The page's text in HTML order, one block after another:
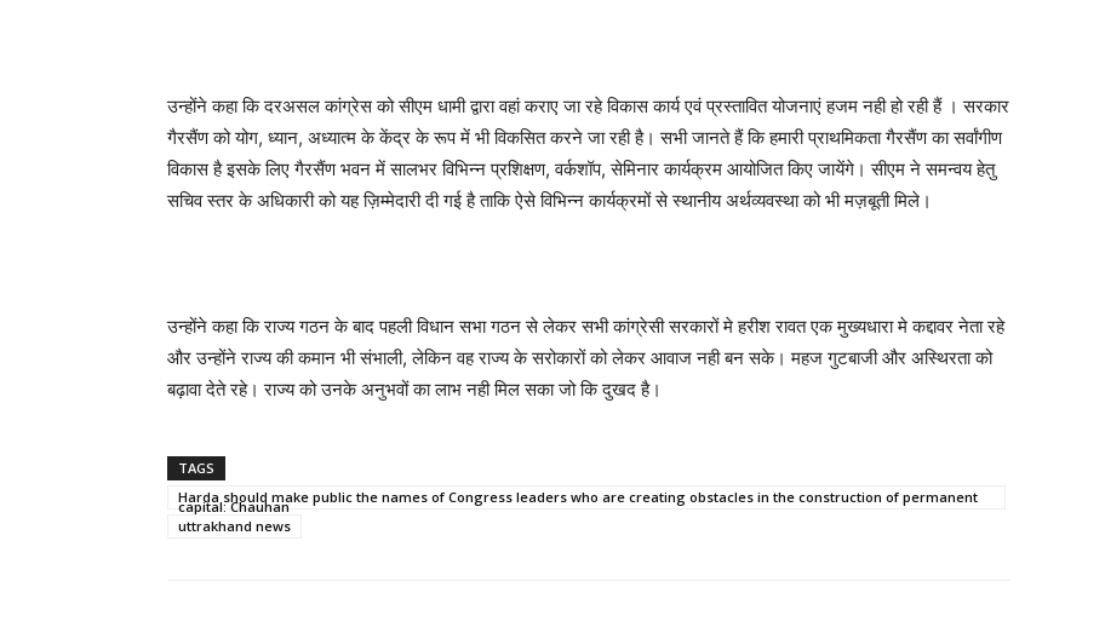
उन्होंने कहा कि दरअसल कांग्रेस को सीएम धामी द्वारा वहां कराए जा रहे विकास कार्य एवं प्रस्तावित योजनाएं हजम नही हो रही हैं । सरकार
गैरसैंण को योग, ध्यान, अध्यात्म के केंद्र के रूप में भी विकसित करने जा रही है। सभी जानते हैं कि हमारी प्राथमिकता गैरसैंण का सर्वांगीण
विकास है इसके लिए गैरसैंण भवन में सालभर विभिन्न प्रशिक्षण, वर्कशॉप, सेमिनार कार्यक्रम आयोजित किए जायेंगे। सीएम ने समन्वय हेतु
सचिव स्तर के अधिकारी को यह ज़िम्मेदारी दी गई है ताकि ऐसे विभिन्न कार्यक्रमों से स्थानीय अर्थव्यवस्था को भी मज़बूती मिले।
उन्होंने कहा कि राज्य गठन के बाद पहली विधान सभा गठन से लेकर सभी कांग्रेसी सरकारों मे हरीश रावत एक मुख्यधारा मे कद्दावर नेता रहे
और उन्होंने राज्य की कमान भी संभाली, लेकिन वह राज्य के सरोकारों को लेकर आवाज नही बन सके। महज गुटबाजी और अस्थिरता को
बढ़ावा देते रहे। राज्य को उनके अनुभवों का लाभ नही मिल सका जो कि दुखद है।
TAGS
Harda should make public the names of Congress leaders who are creating obstacles in the construction of permanent
capital: Chauhan
uttrakhand news